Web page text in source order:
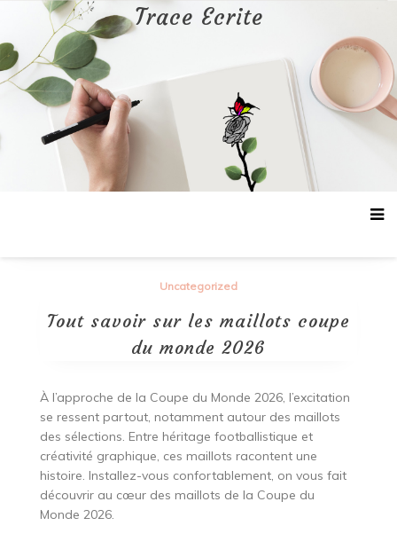
contenu
Trace Ecrite
Uncategorized
Tout savoir sur les maillots coupe
du monde 2026
À l’approche de la Coupe du Monde 2026, l’excitation
se ressent partout, notamment autour des maillots
des sélections. Entre héritage footballistique et
créativité graphique, ces maillots racontent une
histoire. Installez-vous confortablement, on vous fait
découvrir au cœur des maillots de la Coupe du
Monde 2026.